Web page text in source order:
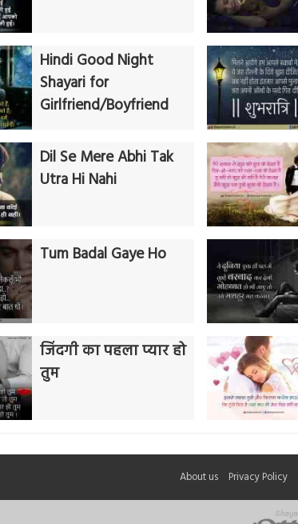
Hindi Good Night
Shayari for
Girlfriend/Boyfriend
Dil Se Mere Abhi Tak
Utra Hi Nahi
Tum Badal Gaye Ho
जिंदगी का पहला प्यार हो
तुम
About us Privacy Policy